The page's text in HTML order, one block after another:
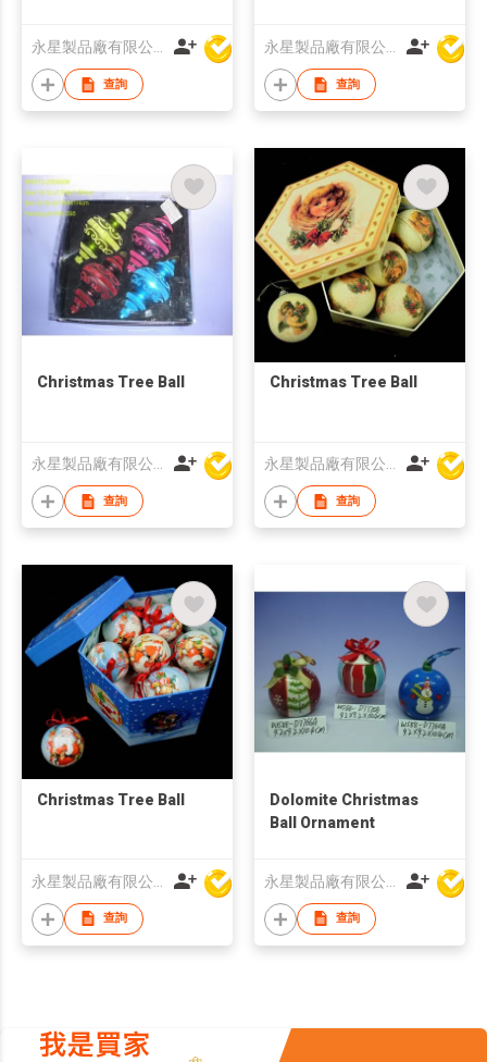
查詢 查詢
Christmas Tree Ball
永星製品廠有限公司
查詢
Christmas Tree Ball
永星製品廠有限公司
查詢
Christmas Tree Ball
查詢
Dolomite Christmas
Ball Ornament
查詢